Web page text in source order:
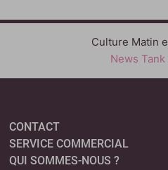
Culture Matin
News
CONTACT
SERVICE COMMERCIAL
QUI SOMMES-NOUS ?